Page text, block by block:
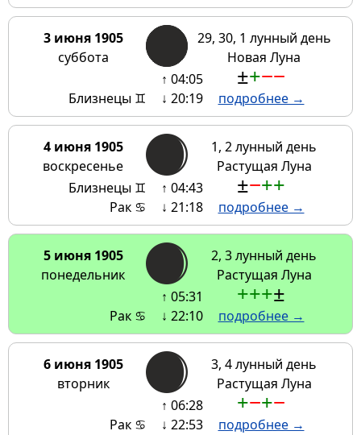
3 июня 1905
суббота
29, 30, 1 лунный день
Новая Луна
Близнецы ♊
↑ 04:05
↓ 20:19
±+−−
подробнее →
4 июня 1905
воскресенье
1, 2 лунный день
Растущая Луна
Близнецы ♊
Рак ♋
↑ 04:43
↓ 21:18
±−++
подробнее →
5 июня 1905
понедельник
2, 3 лунный день
Растущая Луна
Рак ♋
↑ 05:31
↓ 22:10
+++±
подробнее →
6 июня 1905
вторник
3, 4 лунный день
Растущая Луна
Рак ♋
↑ 06:28
↓ 22:53
+−+−
подробнее →